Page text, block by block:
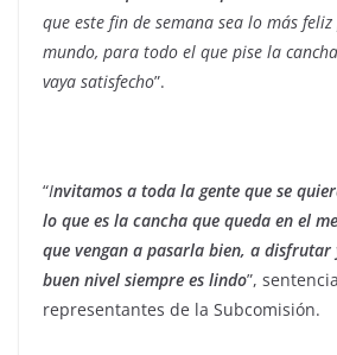
que este fin de semana sea lo más
mundo, para todo el que pise la
vaya satisfecho”.
“Invitamos a toda la gente que se
lo que es la cancha que queda en el
que vengan a pasarla bien, a
buen nivel siempre es lindo”,
representantes de la Subcomisión.